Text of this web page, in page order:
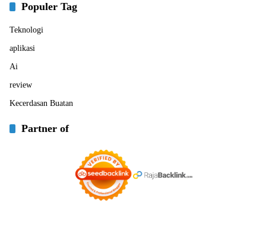
Populer Tag
Teknologi
aplikasi
Ai
review
Kecerdasan Buatan
Partner of